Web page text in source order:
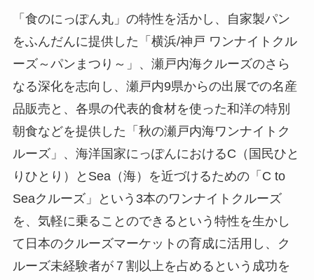
「食のにっぽん丸」の特性を活かし、自家製パン
をふんだんに提供した「横浜/神戸 ワンナイトクル
ーズ～パンまつり～」、瀬戸内海クルーズのさら
なる深化を志向し、瀬戸内9県からの出展での名産
品販売と、各県の代表的食材を使った和洋の特別
朝食などを提供した「秋の瀬戸内海ワンナイトク
ルーズ」、海洋国家にっぽんにおけるC（国民ひと
りひとり）とSea（海）を近づけるための「C to
Seaクルーズ」という3本のワンナイトクルーズ
を、気軽に乗ることのできるという特性を生かし
て日本のクルーズマーケットの育成に活用し、ク
ルーズ未経験者が７割以上を占めるという成功を